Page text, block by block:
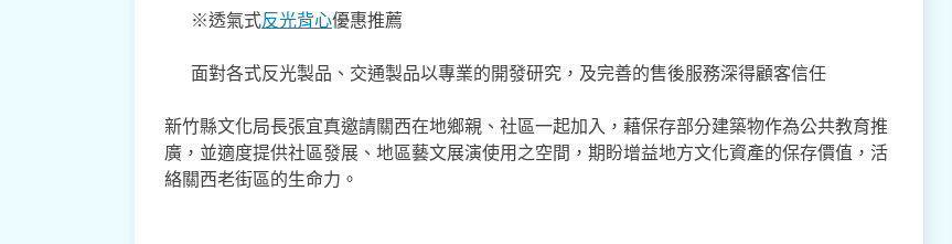
※透氣式反光背心優惠推薦
面對各式反光製品、交通製品以專業的開發研究，及完善的售後服務深得顧客信任
新竹縣文化局長張宜真邀請關西在地鄉親、社區一起加入，藉保存部分建築物作為公共教育推
廣，並適度提供社區發展、地區藝文展演使用之空間，期盼增益地方文化資產的保存價值，活
絡關西老街區的生命力。